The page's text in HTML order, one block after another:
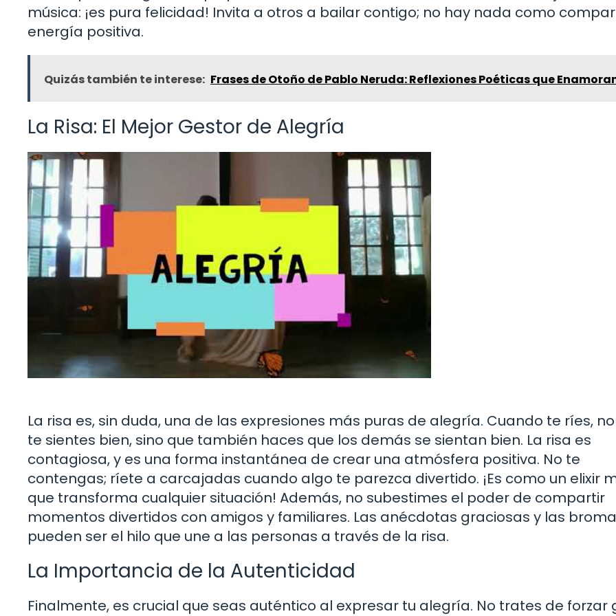
música: ¡es pura felicidad! Invita a otros a bailar contigo; no hay nada como
energía positiva.
Quizás también te interese: Frases de Otoño de Pablo Neruda: Reflexiones Poéticas que
La Risa: El Mejor Gestor de Alegría
La risa es, sin duda, una de las expresiones más puras de alegría. Cuando te ríes,
te sientes bien, sino que también haces que los demás se sientan bien. La risa es
contagiosa, y es una forma instantánea de crear una atmósfera positiva. No te
contengas; ríete a carcajadas cuando algo te parezca divertido. ¡Es como un elixir
que transforma cualquier situación! Además, no subestimes el poder de compartir
momentos divertidos con amigos y familiares. Las anécdotas graciosas y las
pueden ser el hilo que une a las personas a través de la risa.
La Importancia de la Autenticidad
Finalmente, es crucial que seas auténtico al expresar tu alegría. No trates de forzar